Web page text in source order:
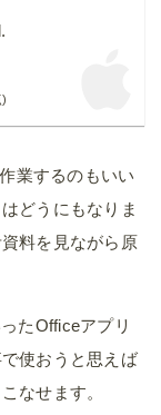
業するのもいい
どうにもなりま
料を見ながら原
たOfficeアプリ
使おうと思えば
なせます。